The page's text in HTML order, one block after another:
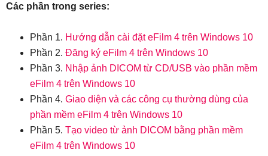
Các phần trong series:
Phần 1. Hướng dẫn cài đặt eFilm 4 trên Windows 10
Phần 2. Đăng ký eFilm 4 trên Windows 10
Phần 3. Nhập ảnh DICOM từ CD/USB vào phần mềm
eFilm 4 trên Windows 10
Phần 4. Giao diện và các công cụ thường dùng của
phần mềm eFilm 4 trên Windows 10
Phần 5. Tạo video từ ảnh DICOM bằng phần mềm
eFilm 4 trên Windows 10